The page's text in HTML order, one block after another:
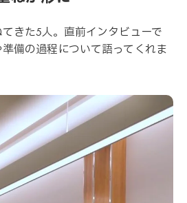
きた5人。直前インタビューで
備の過程について語ってくれま